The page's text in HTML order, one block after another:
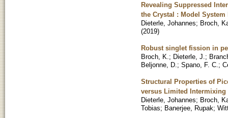
Revealing Suppressed
the Crystal : Model
Dieterle, Johannes; Broch,
(2019)
Robust singlet fission in
Broch, K. ; Dieterle, J. ;
Beljonne, D. ; Spano, F. C. ;
Structural Properties of
versus Limited Intermixing
Dieterle, Johannes; Broch,
Tobias; Banerjee, Rupak;